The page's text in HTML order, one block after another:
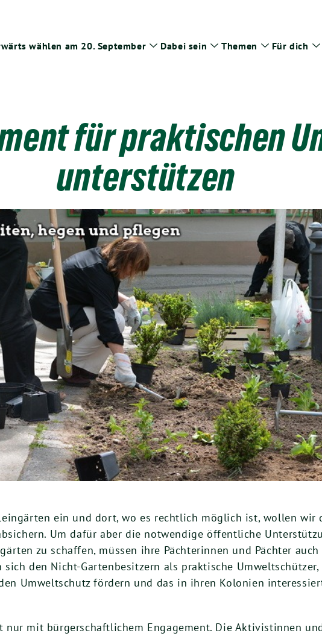
wählen am 20. September Zeige
Dabei sein
Zeige
Themen
Zeige
Für dich
für praktischen
unterstützen
ein und dort, wo es rechtlich möglich ist, wollen wir
Um dafür aber die notwendige öffentliche
zu schaffen, müssen ihre Pächterinnen und Pächter
sich den Nicht-Gartenbesitzern als praktische
Umweltschutz fördern und das in ihren Kolonien
mit bürgerschaftlichem Engagement. Die Aktivistinnen